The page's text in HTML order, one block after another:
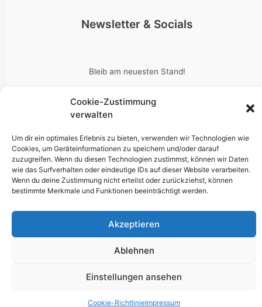
Cookie-Zustimmung
verwalten
Um dir ein optimales Erlebnis zu bieten, verwenden wir Technologien wie
Cookies, um Geräteinformationen zu speichern und/oder darauf
zuzugreifen. Wenn du diesen Technologien zustimmst, können wir Daten
wie das Surfverhalten oder eindeutige IDs auf dieser Website verarbeiten.
Wenn du deine Zustimmung nicht erteilst oder zurückziehst, können
bestimmte Merkmale und Funktionen beeinträchtigt werden.
Akzeptieren
Ablehnen
Einstellungen ansehen
Cookie-RichtlinieImpressum
Newsletter & Socials
Bleib am neuesten Stand!